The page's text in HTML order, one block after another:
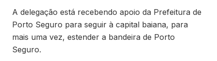
A delegação está recebendo apoio da Prefeitura de
Porto Seguro para seguir à capital baiana, para
mais uma vez, estender a bandeira de Porto
Seguro.